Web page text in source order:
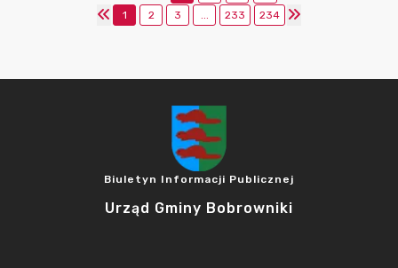
1
2 3 ... 233 234
Biuletyn Informacji Publicznej
Urząd Gminy Bobrowniki